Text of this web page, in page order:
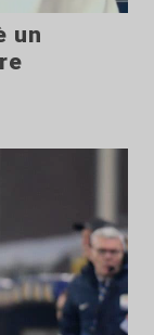
un